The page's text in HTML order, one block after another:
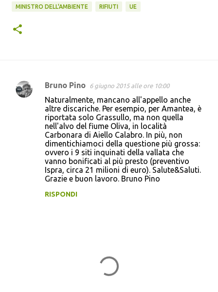
MINISTRO DELL'AMBIENTE RIFIUTI UE
C
Bruno Pino 6 giugno 2015 alle ore 10:00
Naturalmente, mancano all'appello anche
altre discariche. Per esempio, per Amantea, è
riportata solo Grassullo, ma non quella
nell'alvo del fiume Oliva, in località
Carbonara di Aiello Calabro. In più, non
dimentichiamoci della questione più grossa:
ovvero i 9 siti inquinati della vallata che
vanno bonificati al più presto (preventivo
Ispra, circa 21 milioni di euro). Salute&Saluti.
Grazie e buon lavoro. Bruno Pino
RISPONDI